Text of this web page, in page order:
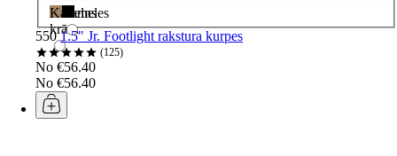
Karameles
krāsa
Melns
550 1.5" Jr. Footlight rakstura kurpes
125
No €56.40
No €56.40